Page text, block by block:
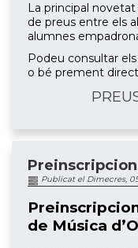
La principal
de preus entre els
alumnes
Podeu consultar
o bé prement
Publicat el Dimecres,
de Música